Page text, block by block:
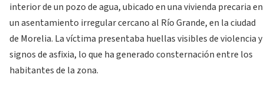
interior de un pozo de agua, ubicado en una vivienda precaria en
un asentamiento irregular cercano al Río Grande, en la ciudad
de Morelia. La víctima presentaba huellas visibles de violencia y
signos de asfixia, lo que ha generado consternación entre los
habitantes de la zona.